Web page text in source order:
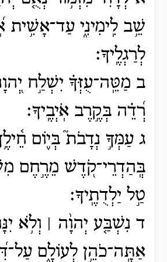
שֵׁ֥ב לִֽימִינִ֑י עַד־אָשִׁ֥ית
לְרַגְלֶֽיךָ׃
ב מַטֵּֽה־עֻזְּךָ֗ יִשְׁלַ֣ח
רְ֝דֵ֗ה בְּקֶ֣רֶב אֹֽיְבֶֽיךָ׃
ג עַמְּךָ֣ נְדָבֹת֮ בְּי֪וֹם
בְּֽהַדְרֵי־קֹ֭דֶשׁ מֵרֶ֣חֶם
טַ֣ל יַלְדֻתֶֽיךָ׃
ד נִשְׁבַּ֤ע יְהוָ֨ה ׀ וְלֹ֥א
אַתָּֽה־כֹהֵ֥ן לְעוֹלָ֑ם